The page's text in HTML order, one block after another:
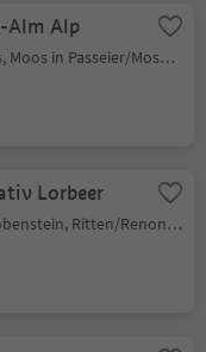
Alm Alp
Stulles/Stuls, Moos in Passeier/Moso in Passiria, Meran/Merano and environs
Lorbeer
Collalbo/Klobenstein, Ritten/Renon, Bolzano/Bozen and environs